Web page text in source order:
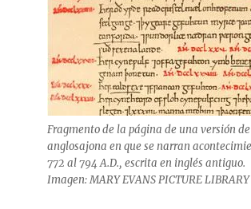
Fragmento de la página de una versión
anglosajona en que se narran
772 al 794 A.D., escrita en inglés antiguo.
Imagen: MARY EVANS PICTURE LIBRARY